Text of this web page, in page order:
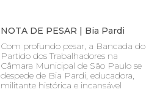
NOTA DE PESAR | Bia Pardi
Com profundo pesar, a Bancada do
Partido dos Trabalhadores na
Câmara Municipal de São Paulo se
despede de Bia Pardi, educadora,
militante histórica e incansável